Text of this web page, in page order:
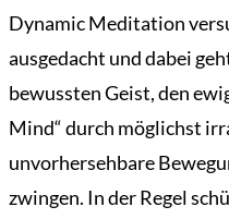
Dynamic Meditation
ausgedacht und dabei
bewussten Geist, den
Mind“ durch möglichst
unvorhersehbare
zwingen. In der Regel